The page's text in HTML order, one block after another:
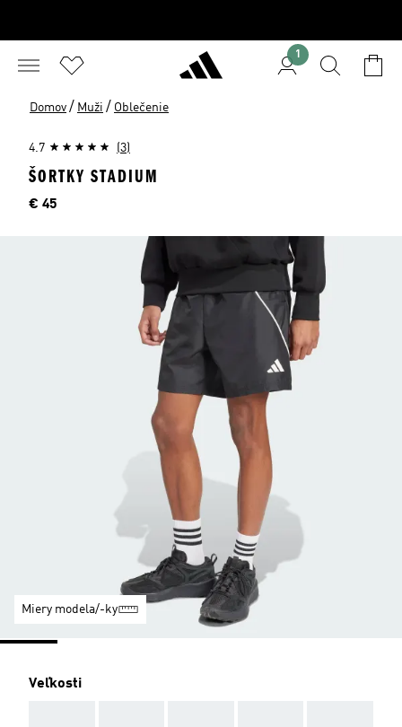
1
Domov / Muži / Oblečenie
4.7 (3)
ŠORTKY STADIUM
Cena
€ 45
Miery modela/-ky
Veľkosti